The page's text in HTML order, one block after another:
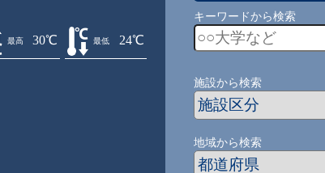
最高 30℃ 最低 24℃
キーワードから検索
施設から検索
地域から検索